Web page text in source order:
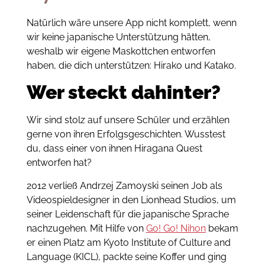
Natürlich wäre unsere App nicht komplett, wenn
wir keine japanische Unterstützung hätten,
weshalb wir eigene Maskottchen entworfen
haben, die dich unterstützen: Hirako und Katako.
Wer steckt dahinter?
Wir sind stolz auf unsere Schüler und erzählen
gerne von ihren Erfolgsgeschichten. Wusstest
du, dass einer von ihnen Hiragana Quest
entworfen hat?
2012 verließ Andrzej Zamoyski seinen Job als
Videospieldesigner in den Lionhead Studios, um
seiner Leidenschaft für die japanische Sprache
nachzugehen. Mit Hilfe von Go! Go! Nihonbekam
er einen Platz am Kyoto Institute of Culture and
Language (KICL), packte seine Koffer und ging